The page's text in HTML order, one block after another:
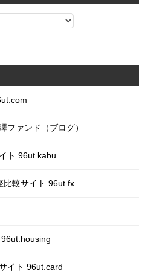
ァンド（ブログ）
ト 96ut.kabu
比較サイト 96ut.fx
イト 96ut.card